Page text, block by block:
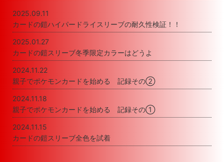
2025.09.11
カードの鎧ハイパードライスリーブの耐久性検証！！
2025.01.27
カードの鎧スリーブ冬季限定カラーはどうよ
2024.11.22
親子でポケモンカードを始める 記録その②
2024.11.18
親子でポケモンカードを始める 記録その①
2024.11.15
カードの鎧スリーブ全色を試着